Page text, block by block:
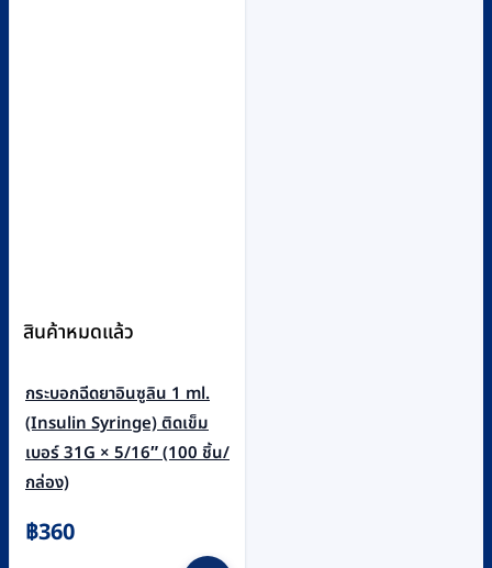
สินค้าหมดแล้ว
กระบอกฉีดยาอินซูลิน 1 ml.
(Insulin Syringe) ติดเข็ม
เบอร์ 31G × 5/16″ (100 ชิ้น/
กล่อง)
฿360